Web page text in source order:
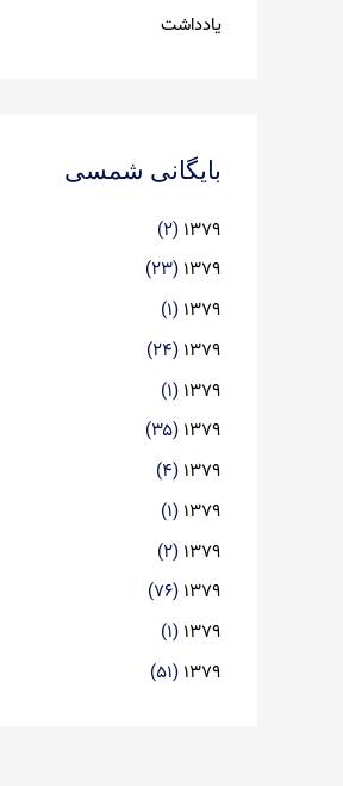
یادداشت
بایگانی شمسی
۱۳۷۹ (۲)
۱۳۷۹ (۲۳)
۱۳۷۹ (۱)
۱۳۷۹ (۲۴)
۱۳۷۹ (۱)
۱۳۷۹ (۳۵)
۱۳۷۹ (۴)
۱۳۷۹ (۱)
۱۳۷۹ (۲)
۱۳۷۹ (۷۶)
۱۳۷۹ (۱)
۱۳۷۹ (۵۱)